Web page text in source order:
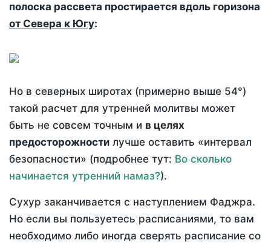
полоска рассвета простирается вдоль горизона
от Севера к Югу:
Но в северных широтах (примерно выше 54°)
такой расчет для утренней молитвы может
быть не совсем точным и в целях
предосторожности лучше оставить «интервал
безопасности» (подробнее тут: Во сколько
начинается утренний намаз?).
Сухур заканчивается с наступлением Фаджра.
Но если вы пользуетесь расписаниями, то вам
необходимо либо иногда сверять расписание со